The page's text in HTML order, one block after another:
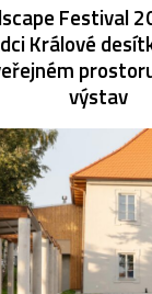
Festival
Králové
výstav